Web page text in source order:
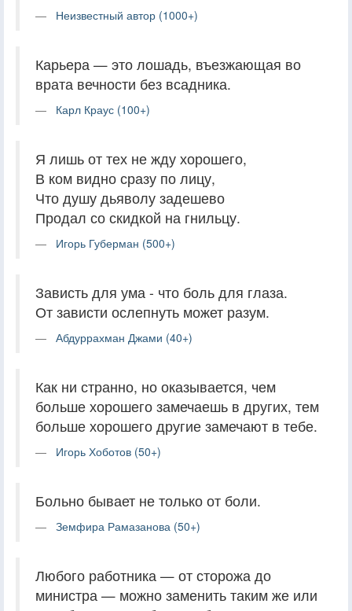
Неизвестный автор (1000+)
Карьера — это лошадь, въезжающая во
врата вечности без всадника.
Карл Краус (100+)
Я лишь от тех не жду хорошего,
В ком видно сразу по лицу,
Что душу дьяволу задешево
Продал со скидкой на гнильцу.
Игорь Губерман (500+)
Зависть для ума - что боль для глаза.
От зависти ослепнуть может разум.
Абдуррахман Джами (40+)
Как ни странно, но оказывается, чем
больше хорошего замечаешь в других, тем
больше хорошего другие замечают в тебе.
Игорь Хоботов (50+)
Больно бывает не только от боли.
Земфира Рамазанова (50+)
Любого работника — от сторожа до
министра — можно заменить таким же или